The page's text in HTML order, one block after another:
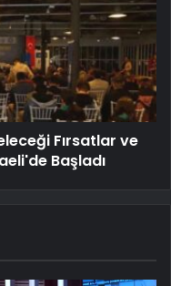
Fırsatlar ve
Başladı